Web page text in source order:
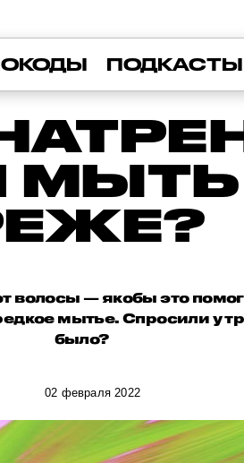
ПОДКАСТЫ
МЫТЬ
волосы — якобы это
мытье. Спросили у
было?
02 февраля 2022